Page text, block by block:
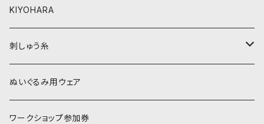
KIYOHARA
刺しゅう糸
COSMO 25番刺しゅう糸
ぬいぐるみ用ウェア
ワークショップ参加券